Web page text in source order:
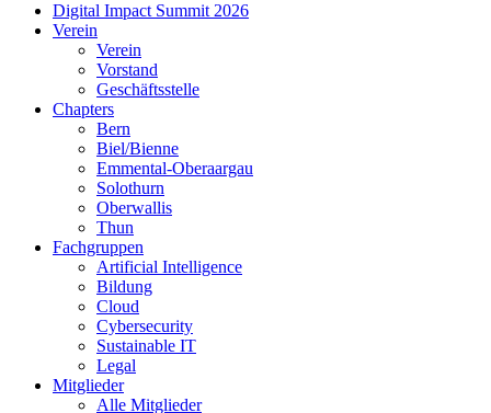
Digital Impact Summit 2026
Verein
Verein
Vorstand
Geschäftsstelle
Chapters
Bern
Biel/Bienne
Emmental-Oberaargau
Solothurn
Oberwallis
Thun
Fachgruppen
Artificial Intelligence
Bildung
Cloud
Cybersecurity
Sustainable IT
Legal
Mitglieder
Alle Mitglieder